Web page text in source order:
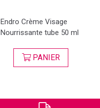
Endro Crème Visage
Nourrissante tube 50 ml
PANIER